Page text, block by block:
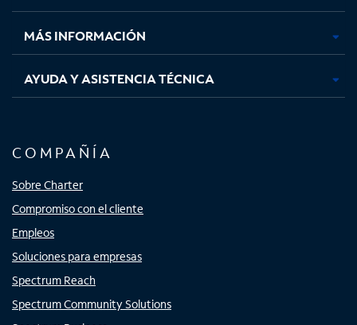
nuevanuevanuevanueva
MÁS INFORMACIÓN
AYUDA Y ASISTENCIA TÉCNICA
COMPAÑÍA
Sobre Charter
Compromiso con el cliente
Empleos
Soluciones para empresas
Spectrum Reach
Spectrum Community Solutions